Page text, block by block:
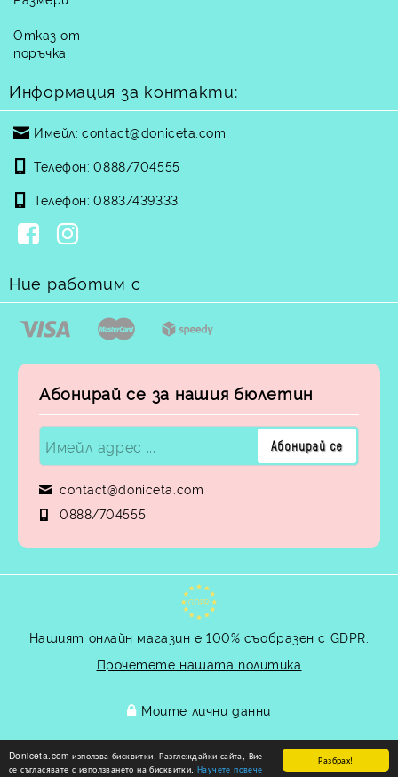
Разбрах!
Doniceta.com използва бисквитки. Разглеждайки сайта, Вие
се съгласявате с използването на бисквитки. Научете повече
Отказ от
поръчка
Информация за контакти:
Имейл: contact@doniceta.com
Телефон: 0888/704555
Телефон: 0883/439333
Ние работим с
Абонирай се за нашия бюлетин
contact@doniceta.com
0888/704555
GDPR
Нашият онлайн магазин е 100% съобразен с GDPR.
Прочетете нашата политика
Моите лични данни
Онлайн магазин от SELITON